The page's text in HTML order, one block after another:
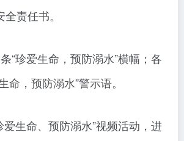
责任书。
“珍爱生命，预防溺水”横幅；各
命，预防溺水”警示语。
爱生命、预防溺水”视频活动，进